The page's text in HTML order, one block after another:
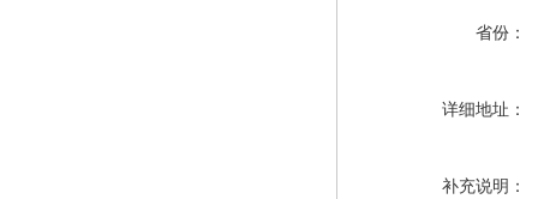
省份：
详细地址：
补充说明：